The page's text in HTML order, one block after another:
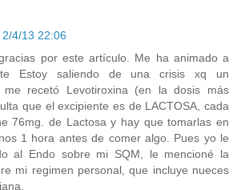
2/4/13 22:06
por este artículo. Me ha animado a
Estoy saliendo de una crisis xq un
me recetó Levotiroxina (en la dosis más
que el excipiente es de LACTOSA, cada
76mg. de Lactosa y hay que tomarlas en
1 hora antes de comer algo. Pues yo le
al Endo sobre mi SQM, le mencioné la
mi regimen personal, que incluye nueces